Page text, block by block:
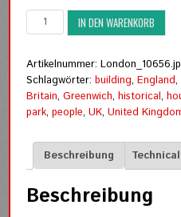
London
(122)
Greenwich
(11)
Menge
IN DEN WARENKORB
Artikelnummer:
Schlagwörter:building,England,
Britain,Greenwich,historical,
park,people,UK,United
Beschreibung
Beschreibung